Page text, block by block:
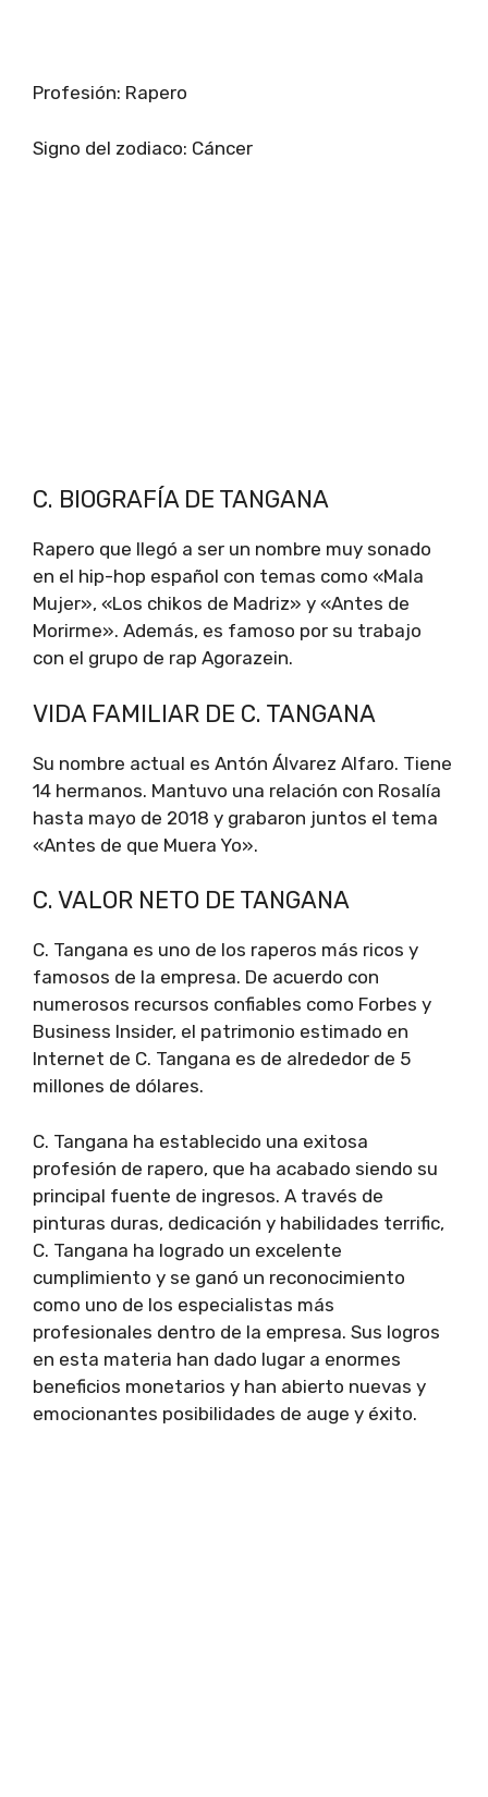
Profesión: Rapero
Signo del zodiaco: Cáncer
C. BIOGRAFÍA DE TANGANA
Rapero que llegó a ser un nombre muy sonado
en el hip-hop español con temas como «Mala
Mujer», «Los chikos de Madriz» y «Antes de
Morirme». Además, es famoso por su trabajo
con el grupo de rap Agorazein.
VIDA FAMILIAR DE C. TANGANA
Su nombre actual es Antón Álvarez Alfaro. Tiene
14 hermanos. Mantuvo una relación con Rosalía
hasta mayo de 2018 y grabaron juntos el tema
«Antes de que Muera Yo».
C. VALOR NETO DE TANGANA
C. Tangana es uno de los raperos más ricos y
famosos de la empresa. De acuerdo con
numerosos recursos confiables como Forbes y
Business Insider, el patrimonio estimado en
Internet de C. Tangana es de alrededor de 5
millones de dólares.
C. Tangana ha establecido una exitosa
profesión de rapero, que ha acabado siendo su
principal fuente de ingresos. A través de
pinturas duras, dedicación y habilidades terrific,
C. Tangana ha logrado un excelente
cumplimiento y se ganó un reconocimiento
como uno de los especialistas más
profesionales dentro de la empresa. Sus logros
en esta materia han dado lugar a enormes
beneficios monetarios y han abierto nuevas y
emocionantes posibilidades de auge y éxito.